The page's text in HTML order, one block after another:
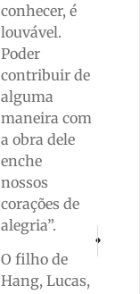
conhecer, é
louvável.
Poder
contribuir de
alguma
maneira com
a obra dele
enche
nossos
corações de
alegria”.
O filho de
Hang, Lucas,